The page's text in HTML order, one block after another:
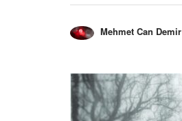
Mehmet Can Demir